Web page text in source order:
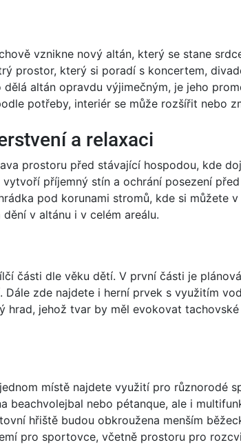
vznikne nový altán, který se stane
prostor, který si poradí s koncertem,
altán opravdu výjimečným, je jeho
potřeby, interiér se může rozšířit nebo
a relaxaci
prostoru před stávající hospodou, kde
příjemný stín a ochrání posezení před
pod korunami stromů, kde si můžete
v altánu i v celém areálu.
části dle věku dětí. V první části je
zde najdete i herní prvek s využitím
hrad, jehož tvar by měl evokovat
místě najdete využití pro různorodé
beachvolejbal nebo pétanque, ale i
hřiště budou obkroužena menším
pro sportovce, včetně prostoru pro